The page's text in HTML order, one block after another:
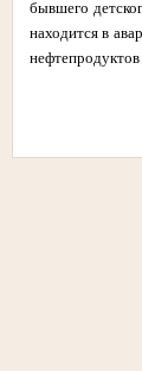
бывшего
находится в